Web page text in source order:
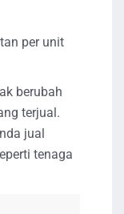
per unit
berubah
terjual.
jual
tenaga